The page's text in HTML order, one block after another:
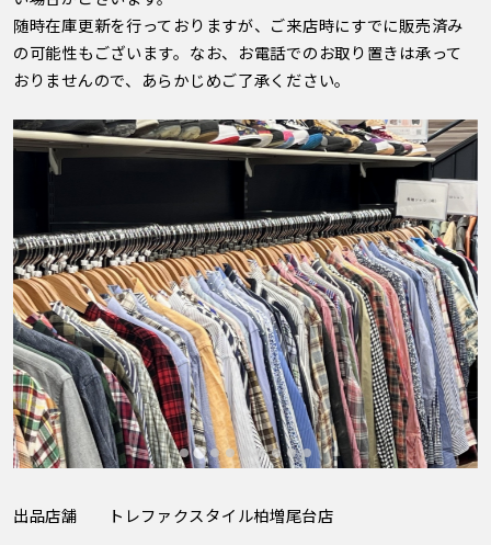
随時在庫更新を行っておりますが、ご来店時にすでに販売済み
の可能性もございます。なお、お電話でのお取り置きは承って
おりませんので、あらかじめご了承ください。
出品店舗
トレファクスタイル柏増尾台店